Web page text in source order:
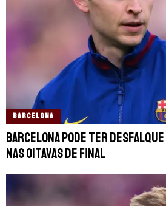
BARCELONA
Barcelona pode ter desfalque
nas oitavas de final